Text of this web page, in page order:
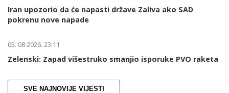
Iran upozorio da će napasti države Zaliva ako SAD
pokrenu nove napade
05. 08 2026. 23:11
Zelenski: Zapad višestruko smanjio isporuke PVO raketa
SVE NAJNOVIJE VIJESTI